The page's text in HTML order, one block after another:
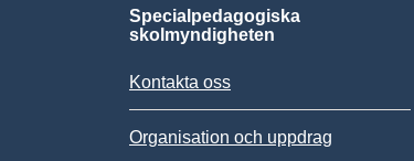
Specialpedagogiska
skolmyndigheten
Kontakta oss
Organisation och uppdrag